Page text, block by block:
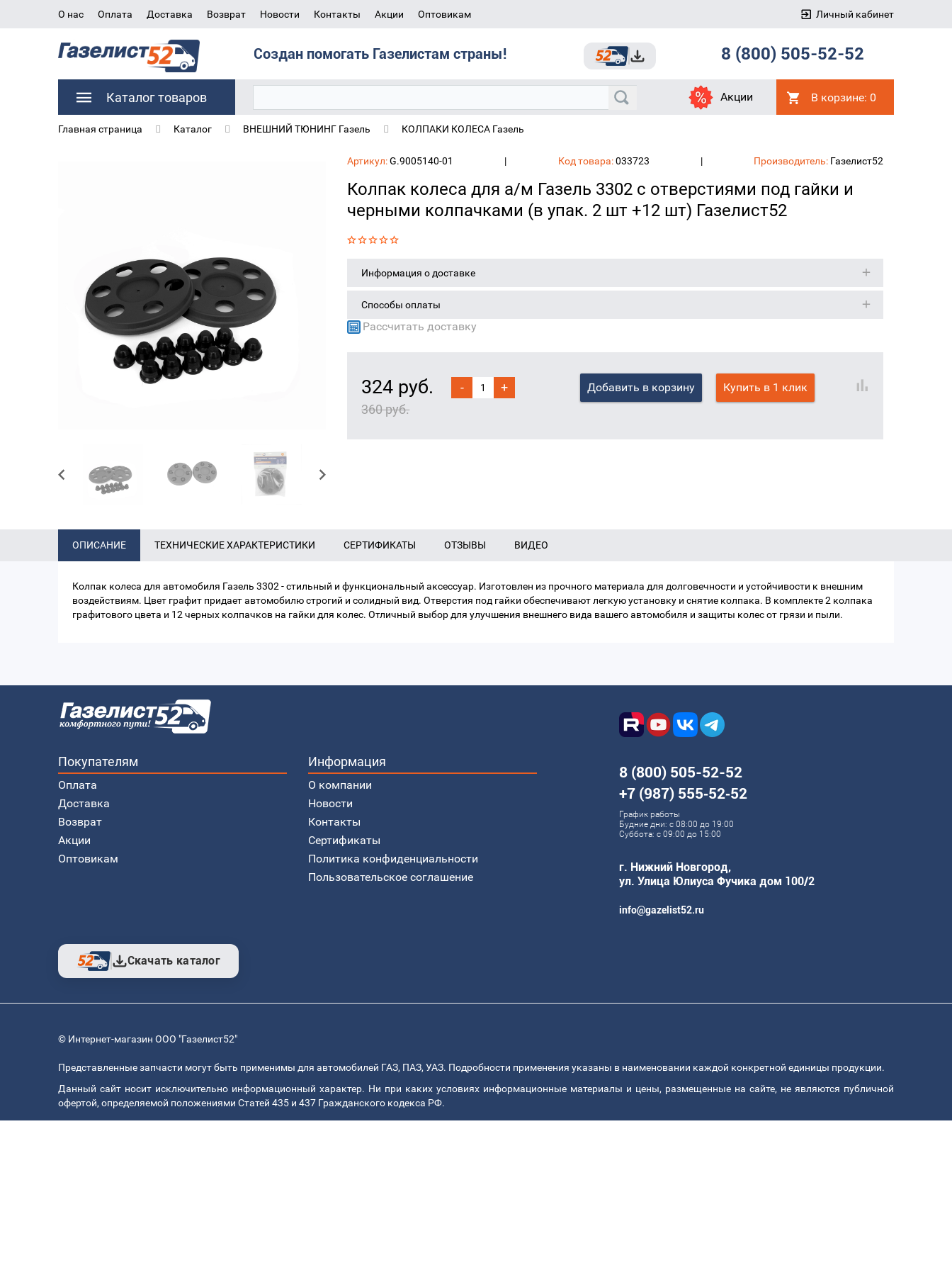
О нас Оплата Доставка Возврат Новости Контакты Акции Оптовикам Личный кабинет
Создан помогать Газелистам страны! 8 (800) 505-52-52
Каталог товаров Акции В корзине: 0
Главная страница Каталог ВНЕШНИЙ ТЮНИНГ Газель
КОЛПАКИ КОЛЕСА Газель
Артикул:G.9005140-01 | Код товара:033723 | Производитель: Газелист52
Колпак колеса для а/м Газель 3302 с отверстиями под гайки и
черными колпачками (в упак. 2 шт +12 шт) Газелист52
Информация о доставке
Способы оплаты
Рассчитать доставку
324 руб.
360 руб.
- + Добавить в корзину Купить в 1 клик
ОПИСАНИЕ ТЕХНИЧЕСКИЕ ХАРАКТЕРИСТИКИ СЕРТИФИКАТЫ ОТЗЫВЫ ВИДЕО
Колпак колеса для автомобиля Газель 3302 - стильный и функциональный аксессуар. Изготовлен из прочного материала для долговечности и устойчивости к внешним
воздействиям. Цвет графит придает автомобилю строгий и солидный вид. Отверстия под гайки обеспечивают легкую установку и снятие колпака. В комплекте 2 колпака
графитового цвета и 12 черных колпачков на гайки для колес. Отличный выбор для улучшения внешнего вида вашего автомобиля и защиты колес от грязи и пыли.
Покупателям
Оплата
Доставка
Возврат
Акции
Оптовикам
Информация
О компании
Новости
Контакты
Сертификаты
Политика конфиденциальности
Пользовательское соглашение
8 (800) 505-52-52
+7 (987) 555‑52‑52
График работы
Будние дни: с 08:00 до 19:00
Суббота: с 09:00 до 15:00
г. Нижний Новгород,
ул. Улица Юлиуса Фучика дом 100/2
info@gazelist52.ru
Скачать каталог
© Интернет-магазин ООО "Газелист52"
Представленные запчасти могут быть применимы для автомобилей ГАЗ, ПАЗ, УАЗ. Подробности применения указаны в наименовании каждой конкретной единицы продукции.
Данный сайт носит исключительно информационный характер. Ни при каких условиях информационные материалы и цены, размещенные на сайте, не являются публичной
офертой, определяемой положениями Статей 435 и 437 Гражданского кодекса РФ.